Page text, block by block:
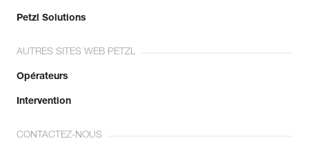
Petzl Solutions
AUTRES SITES WEB PETZL
Opérateurs
Intervention
CONTACTEZ-NOUS